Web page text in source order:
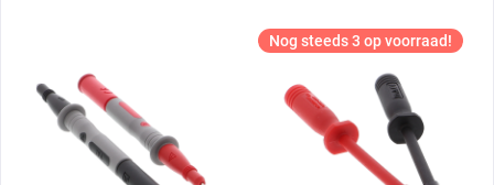
Nog steeds 3 op voorraad!